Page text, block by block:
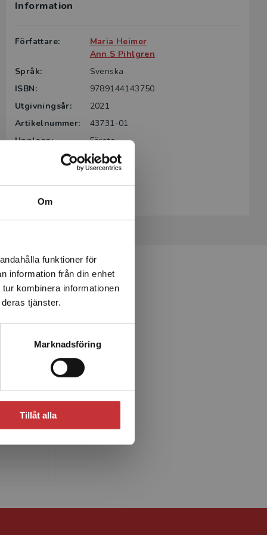
Om
funktioner för
information från din enhet
kombinera informationen
tjänster.
Marknadsföring
Tillåt alla
Information
Författare:
Maria Heimer
Ann S Pihlgren
Språk:
Svenska
ISBN:
9789144143750
Utgivningsår:
2021
Artikelnummer:
43731-01
Upplaga:
Första
296
doktor
rör